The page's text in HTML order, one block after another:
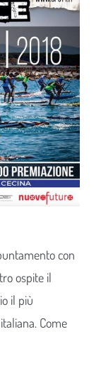
con
ospite il
il più
Come